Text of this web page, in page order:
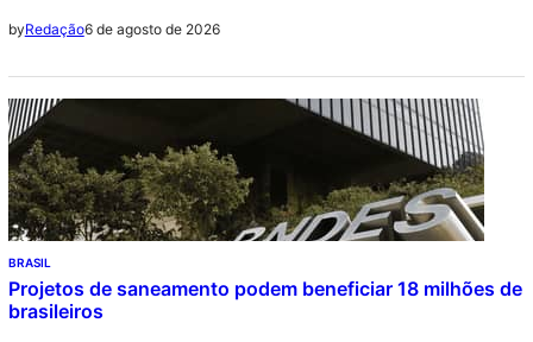
byRedação6 de agosto de 2026
BRASIL
Projetos de saneamento podem beneficiar 18 milhões de
brasileiros